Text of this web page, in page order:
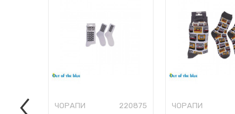
ЧОРАПИ 220875 ЧОРАПИ